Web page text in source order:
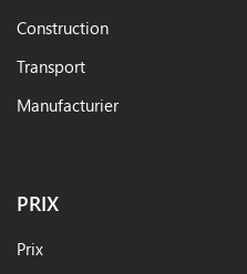
Construction
Transport
Manufacturier
PRIX
Prix